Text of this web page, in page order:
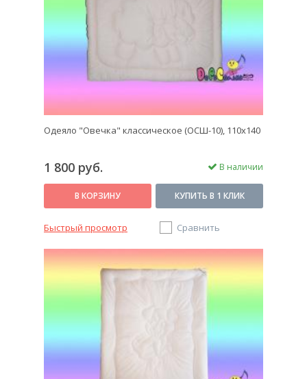
Одеяло "Овечка" классическое (ОСШ-10), 110x140
1 800 руб. В наличии
В КОРЗИНУ КУПИТЬ В 1 КЛИК
Быстрый просмотр Сравнить